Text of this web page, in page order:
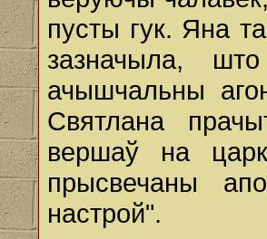
пусты гук. Яна
зазначыла,
ачышчальны
Святлана
вершаў на
прысвечаны
настрой".